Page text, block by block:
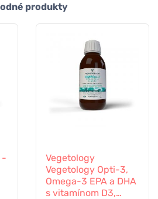
produkty
-
Vegetology
Vegetology Opti-3,
Omega-3 EPA a DHA
s vitamínom D3,